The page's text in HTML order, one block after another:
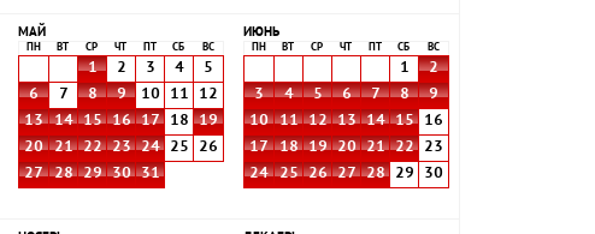
МАЙ
ПН ВТ СР ЧТ СБ ВС
1 2 3 4
5
6
7 8 9 10 11
12
13
14 15 16 17 18
19
20
21 22 23 24 25
26
27
28 29 30 31
ИЮНЬ
ПН ВТ СР ЧТ СБ ВС
1
2
3
4 5 6 7 8
9
10
11 12 13 14 15
16
17
18 19 20 21 22
23
24
25 26 27 28 29 30